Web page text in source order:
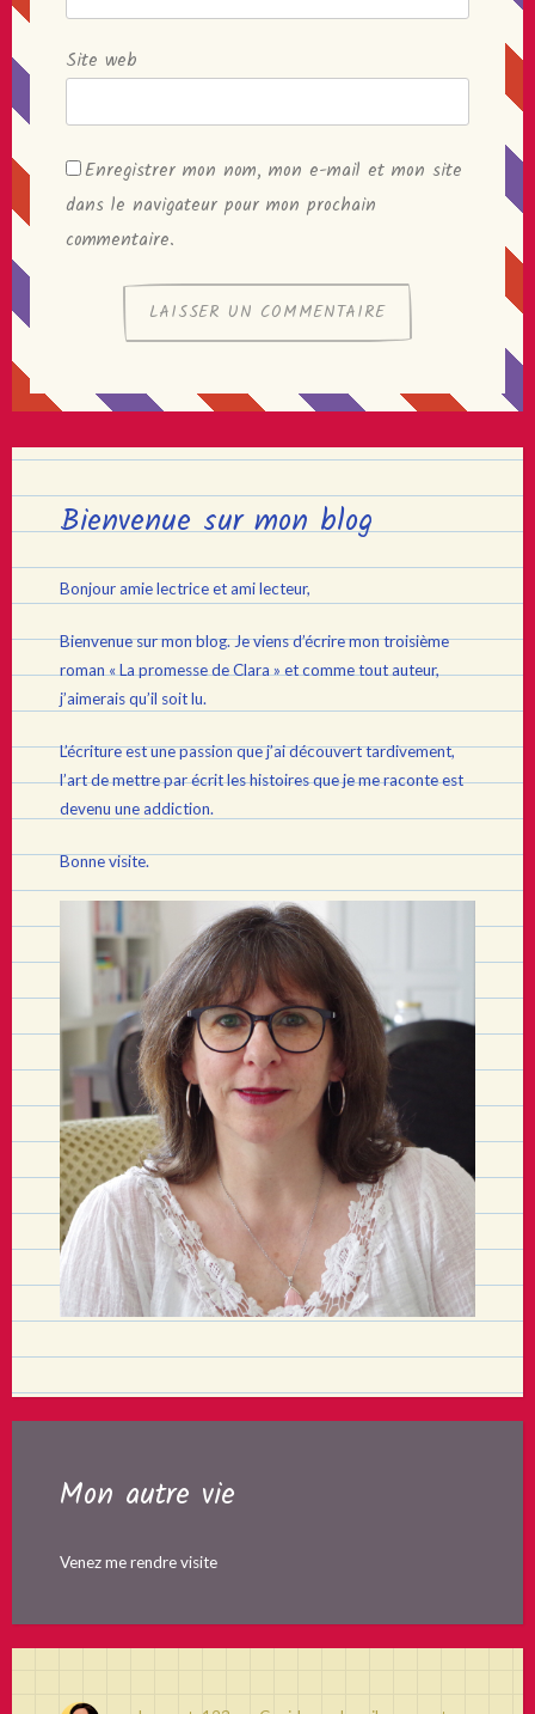
Site web
Enregistrer mon nom, mon e-mail et mon site
dans le navigateur pour mon prochain
commentaire.
Bienvenue sur mon blog
Bonjour amie lectrice et ami lecteur,
Bienvenue sur mon blog. Je viens d’écrire mon troisième
roman « La promesse de Clara » et comme tout auteur,
j’aimerais qu’il soit lu.
L’écriture est une passion que j’ai découvert tardivement,
l’art de mettre par écrit les histoires que je me raconte est
devenu une addiction.
Bonne visite.
Mon autre vie
Venez me rendre visite